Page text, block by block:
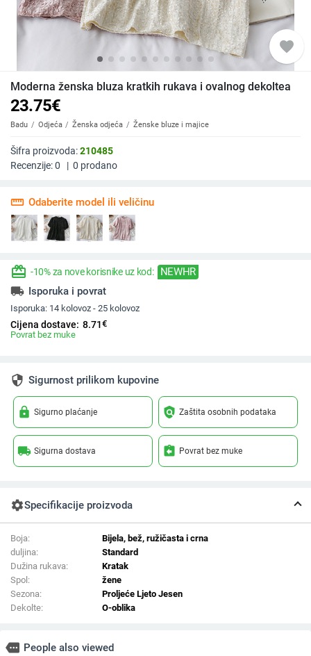
favorite
Moderna ženska bluza kratkih rukava i ovalnog dekoltea
23.75€
Badu Odjeća Ženska odjeća Ženske bluze i majice
Šifra proizvoda:210485
Recenzije:0 | 0 prodano
straighten Odaberite model ili veličinu
redeem -10% za nove korisnike uz kod: NEWHR
local_shipping Isporuka i povrat
Isporuka: 14 kolovoz - 25 kolovoz
Cijena dostave: 8.71€
Povrat bez muke
security Sigurnost prilikom kupovine
lock Sigurno plaćanje policy Zaštita osobnih podataka
local_shipping Sigurna dostava assignment_return Povrat bez muke
settingsSpecifikacije proizvoda
Boja:
Bijela, bež, ružičasta i crna
duljina:
Standard
Dužina rukava:
Kratak
Spol:
žene
Sezona:
Proljeće Ljeto Jesen
Dekolte:
O-oblika
more People also viewed